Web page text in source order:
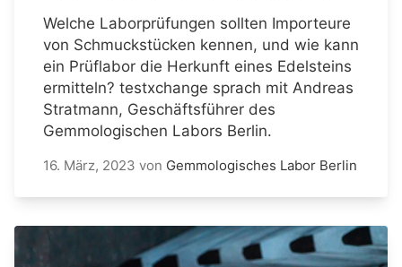
Welche Laborprüfungen sollten Importeure
von Schmuckstücken kennen, und wie kann
ein Prüflabor die Herkunft eines Edelsteins
ermitteln? testxchange sprach mit Andreas
Stratmann, Geschäftsführer des
Gemmologischen Labors Berlin.
16. März, 2023 von Gemmologisches Labor Berlin